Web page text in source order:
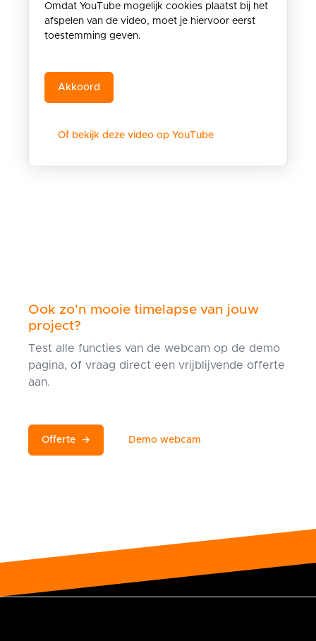
Omdat YouTube mogelijk cookies plaatst bij het
afspelen van de video, moet je hiervoor eerst
toestemming geven.
Of bekijk deze video op YouTube
Ook zo'n mooie timelapse van jouw
project?
Test alle functies van de webcam op de demo
pagina, of vraag direct een vrijblijvende offerte
aan.
Offerte → Demo webcam